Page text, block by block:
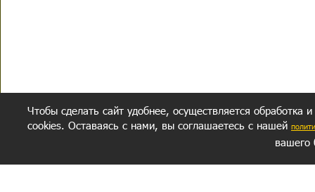
Чтобы сделать сайт удобнее, осуществляется обработка
cookies. Оставаясь с нами, вы соглашаетесь с нашей
вашего